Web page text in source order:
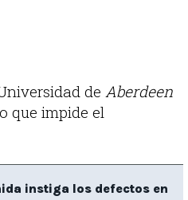
de Aberdeen
que impide el
instiga los defectos en